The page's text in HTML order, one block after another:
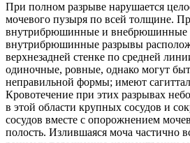
При полном разрыве нарушается
мочевого пузыря по всей толщине.
внутрибрюшинные и внебрюшинные
внутрибрюшинные разрывы
верхнезадней стенке по средней
одиночные, ровные, однако могут
неправильной формы; имеют
Кровотечение при этих разрывах
в этой области крупных сосудов и
сосудов вместе с опорожнением
полость. Излившаяся моча частично